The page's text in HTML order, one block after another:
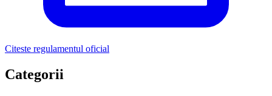
Citeste regulamentul oficial
Categorii